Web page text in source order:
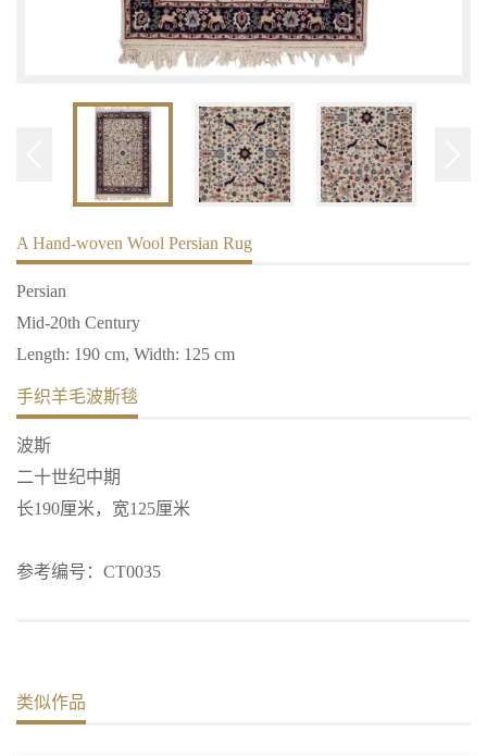
A Hand-woven Wool Persian Rug
Persian
Mid-20th Century
Length: 190 cm, Width: 125 cm
手织羊毛波斯毯
波斯
二十世纪中期
长190厘米，宽125厘米
参考编号：CT0035
类似作品